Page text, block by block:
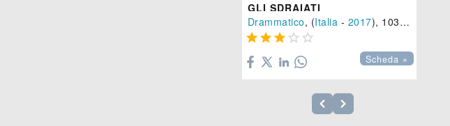
GLI SDRAIATI
Drammatico, (Italia - 2017), 103 min.
    
Scheda »